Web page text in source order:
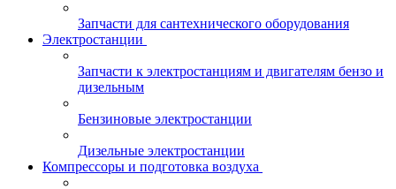
Запчасти для сантехнического оборудования
Электростанции
Запчасти к электростанциям и двигателям бензо и
дизельным
Бензиновые электростанции
Дизельные электростанции
Компрессоры и подготовка воздуха